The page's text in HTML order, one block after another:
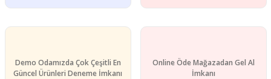
Demo Odamızda Çok Çeşitli En
Güncel Ürünleri Deneme İmkanı
Online Öde Mağazadan Gel Al
İmkanı